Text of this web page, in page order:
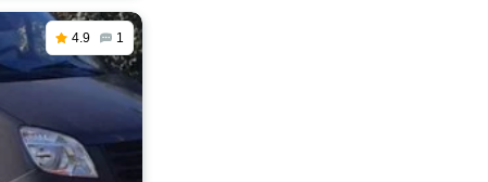
4.9 1